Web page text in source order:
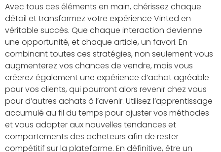
Avec tous ces éléments en main, chérissez chaque
détail et transformez votre expérience Vinted en
véritable succès. Que chaque interaction devienne
une opportunité, et chaque article, un favori. En
combinant toutes ces stratégies, non seulement vous
augmenterez vos chances de vendre, mais vous
créerez également une expérience d’achat agréable
pour vos clients, qui pourront alors revenir chez vous
pour d’autres achats à l’avenir. Utilisez l’apprentissage
accumulé au fil du temps pour ajuster vos méthodes
et vous adapter aux nouvelles tendances et
comportements des acheteurs afin de rester
compétitif sur la plateforme. En définitive, être un